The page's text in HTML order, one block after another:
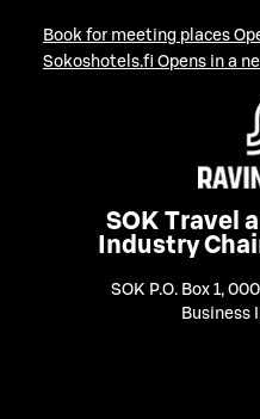
Book for meeting places
Sokoshotels.fi Opens in a
SOK Travel
Industry
SOK P.O. Box 1,
Business